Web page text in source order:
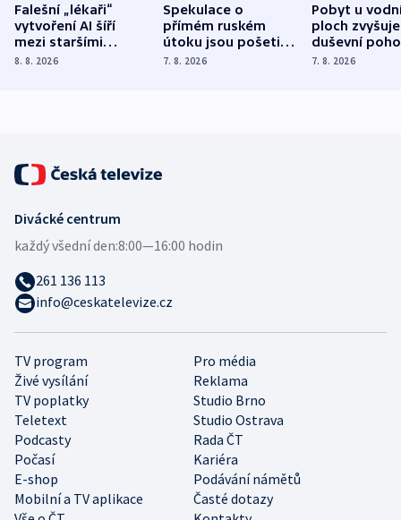
Falešní „lékaři“
vytvoření AI šíří
mezi staršími
Poláky nebezpečné
8. 8. 2026
Spekulace o
přímém ruském
útoku jsou pošetilé,
míní estonský
7. 8. 2026
Pobyt u
ploch zvyšuje
duševní
ukázala
7. 8. 2026
TV program
Pro média
Živé vysílání
Reklama
TV poplatky
Studio Brno
Teletext
Studio Ostrava
Podcasty
Rada ČT
Počasí
Kariéra
E-shop
Podávání námětů
Mobilní a TV aplikace
Časté dotazy
Divácké centrum
každý všední den:8:00—16:00 hodin
261 136 113
info@ceskatelevize.cz